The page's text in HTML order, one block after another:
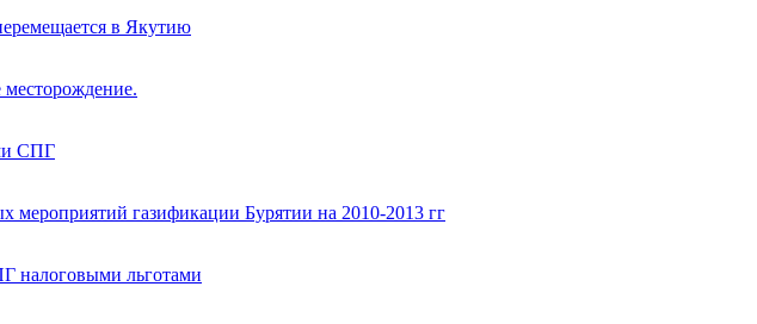
в Якутию
СПГ
мероприятий газификации Бурятии на 2010-2013 гг
налоговыми льготами